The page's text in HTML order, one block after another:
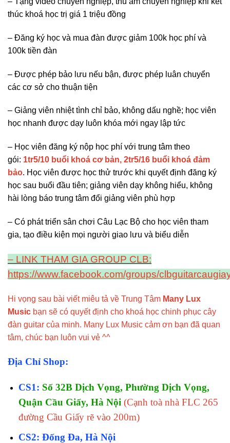
thúc khoá học trị giá 1 triệu đồng
– Đăng ký học và mua đàn được giảm 100k học phí và
100k tiền đàn
– Được phép bảo lưu nếu bận, được phép luân chuyển
các cơ sở cho thuận tiện
– Giảng viên nhiệt tình chỉ bảo, không dấu nghề; học viên
học nhanh được dạy luôn khóa mới ngay lập tức
– Học viên đăng ký nộp học phí với trung tâm theo
gói: 1tr5/10 buổi khoá cơ bản, 2tr5/16 buổi khoá đảm
bảo. Học viên được học thử trước khi quyết định đăng ký
học sau buổi đầu tiên; giảng viên dạy không hiểu, không
hài lòng báo trung tâm đổi giảng viên phù hợp
– Có phát triển sân chơi Câu Lạc Bộ cho học viên tham
gia, tạo điều kiện mọi người giao lưu và biểu diễn
– LINK THAM GIA GROUP CLB:
https://www.facebook.com/groups/
Hi vọng sau bài viết miêu tả về Trung Tâm Many Lux
Music bạn sẽ có quyết định cho khoá học chinh phục cây
đàn guitar của minh. Many Lux Music cảm ơn bạn đã quan
tâm, chúc bạn luôn vui vẻ ^^
Địa Chỉ Shop:
CS1: Số 32B Dịch Vọng, Phường Dịch Vọng,
Quận Cầu Giấy, Hà Nội (Cạnh toà nhà FLC 265
đường Cầu Giấy rẽ vào 200m)
CS2: Đống Đa, Hà Nội